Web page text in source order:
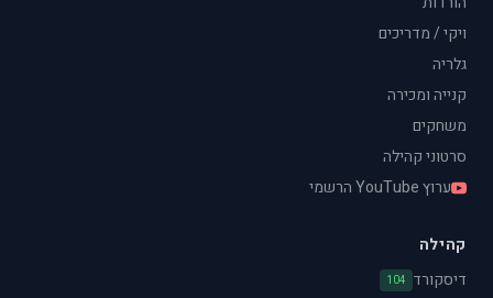
ויקי / מדריכים
גלריה
קנייה ומכירה
משחקים
סרטוני קהילה
ערוץ YouTube הרשמי
קהילה
דיסקורד 104